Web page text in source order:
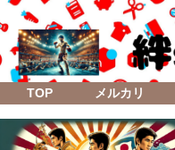
TOP メルカリ